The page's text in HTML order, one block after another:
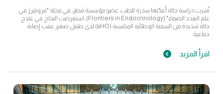
نُشرت دراسة حالة أعدّتها سدرة للطب، عضو مؤسسة قطر، في مجلة "فرونتيرز في
علم الغدد الصماء" (Frontiers in Endocrinology)، استعرضت النجاح في علاج
حالة شديدة من السمنة الوطائية المكتسبة (aHO) لدى طفل صغير عقب إصابة
دماغية.
اقرأ المزيد